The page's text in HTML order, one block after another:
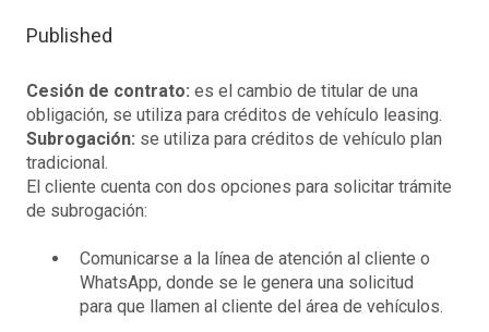
Published
Cesión de contrato: es el cambio de titular de una
obligación, se utiliza para créditos de vehículo leasing.
Subrogación: se utiliza para créditos de vehículo plan
tradicional.
El cliente cuenta con dos opciones para solicitar trámite
de subrogación:
Comunicarse a la línea de atención al cliente o
WhatsApp, donde se le genera una solicitud
para que llamen al cliente del área de vehículos.